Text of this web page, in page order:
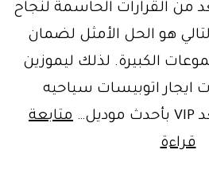
50 مقعد من القرارات الحاسمة لنجاح
هو الحل الأمثل لضمان
الكبيرة. لذلك ليموزين
ايجار اتوبيسات سياحيه
متابعة
قراءةايجار